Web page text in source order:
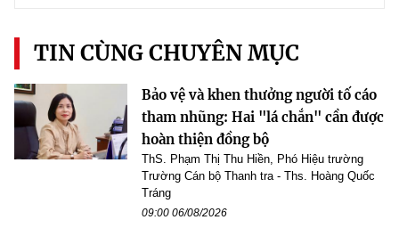
TIN CÙNG CHUYÊN MỤC
Bảo vệ và khen thưởng người tố cáo
tham nhũng: Hai "lá chắn" cần được
hoàn thiện đồng bộ
ThS. Phạm Thị Thu Hiền, Phó Hiệu trường
Trường Cán bộ Thanh tra - Ths. Hoàng Quốc
Tráng
09:00 06/08/2026